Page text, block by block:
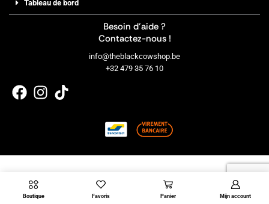
Boutique Favoris Panier Mijn account
Tableau de bord
Besoin d’aide ?
Contactez-nous !
info@theblackcowshop.be
+32 479 35 76 10